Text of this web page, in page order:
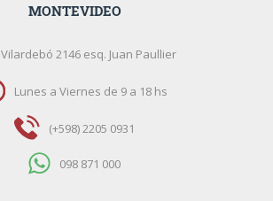
MONTEVIDEO
Vilardebó 2146 esq. Juan Paullier
Lunes a Viernes de 9 a 18 hs
(+598) 2205 0931
098 871 000